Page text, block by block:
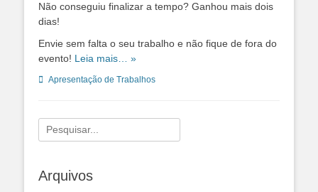
Não conseguiu finalizar a tempo? Ganhou mais dois
dias!
Envie sem falta o seu trabalho e não fique de fora do
evento! Leia mais… »
Categorias:
Apresentação de Trabalhos
Pesquisar
por:
Arquivos